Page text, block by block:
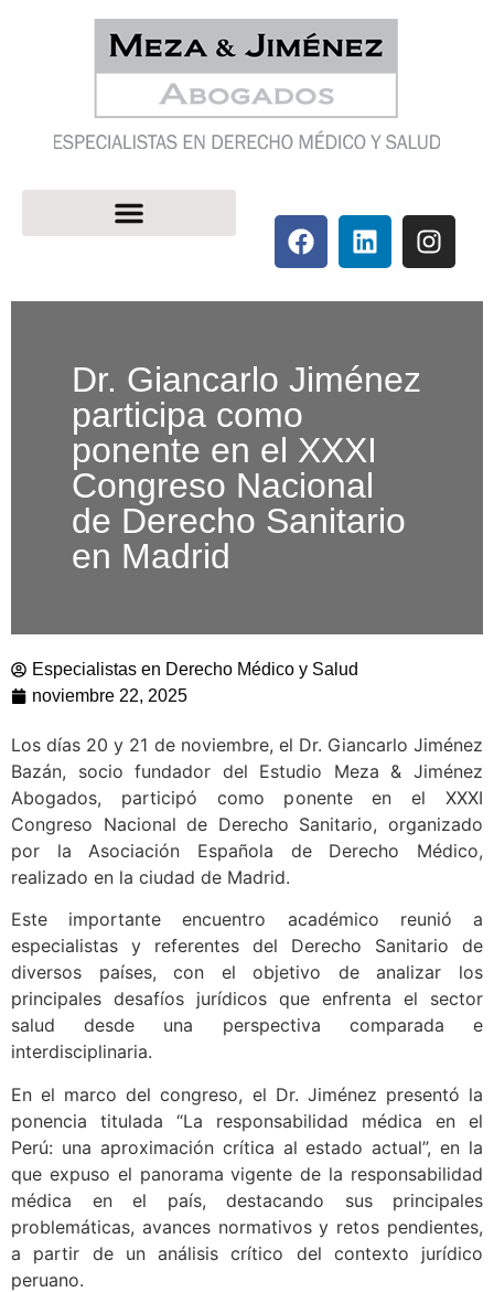
Dr. Giancarlo Jiménez
participa como
ponente en el XXXI
Congreso Nacional
de Derecho Sanitario
en Madrid
Especialistas en Derecho Médico y Salud
noviembre 22, 2025
Los días 20 y 21 de noviembre, el Dr. Giancarlo Jiménez
Bazán, socio fundador del Estudio Meza & Jiménez
Abogados, participó como ponente en el XXXI
Congreso Nacional de Derecho Sanitario, organizado
por la Asociación Española de Derecho Médico,
realizado en la ciudad de Madrid.
Este importante encuentro académico reunió a
especialistas y referentes del Derecho Sanitario de
diversos países, con el objetivo de analizar los
principales desafíos jurídicos que enfrenta el sector
salud desde una perspectiva comparada e
interdisciplinaria.
En el marco del congreso, el Dr. Jiménez presentó la
ponencia titulada “La responsabilidad médica en el
Perú: una aproximación crítica al estado actual”, en la
que expuso el panorama vigente de la responsabilidad
médica en el país, destacando sus principales
problemáticas, avances normativos y retos pendientes,
a partir de un análisis crítico del contexto jurídico
peruano.